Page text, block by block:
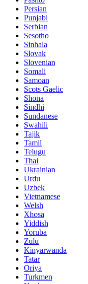
Persian
Punjabi
Serbian
Sesotho
Sinhala
Slovak
Slovenian
Somali
Samoan
Scots Gaelic
Shona
Sindhi
Sundanese
Swahili
Tajik
Tamil
Telugu
Thai
Ukrainian
Urdu
Uzbek
Vietnamese
Welsh
Xhosa
Yiddish
Yoruba
Zulu
Kinyarwanda
Tatar
Oriya
Turkmen